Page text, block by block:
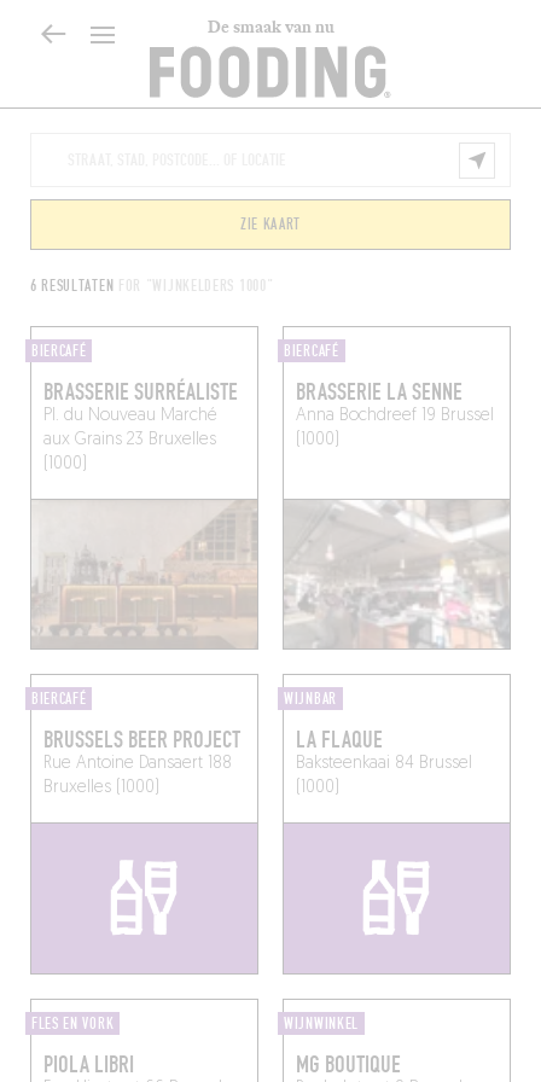
De smaak van nu
6 RESULTATEN FOR "WIJNKELDERS 1000"
ZIE KAART
BIERCAFÉ
BRASSERIE SURRÉALISTE
Pl. du Nouveau Marché
aux Grains 23 Bruxelles
(1000)
BIERCAFÉ
BRASSERIE LA SENNE
Anna Bochdreef 19 Brussel
(1000)
BIERCAFÉ
BRUSSELS BEER PROJECT
Rue Antoine Dansaert 188
Bruxelles (1000)
WIJNBAR
LA FLAQUE
Baksteenkaai 84 Brussel
(1000)
FLES EN VORK
PIOLA LIBRI
WIJNWINKEL
MG BOUTIQUE